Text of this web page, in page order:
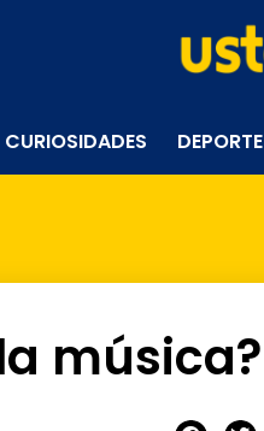
CURIOSIDADES DEPORTE
música?